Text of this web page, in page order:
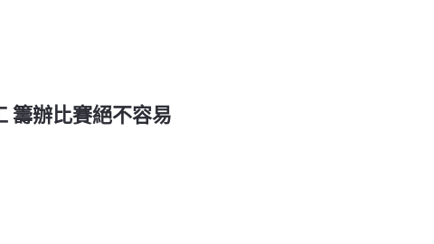
籌辦比賽絕不容易